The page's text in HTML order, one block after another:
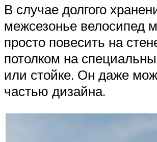
В случае долгого
межсезонье велосипед
просто повесить на
потолком на
или стойке. Он даже
частью дизайна.